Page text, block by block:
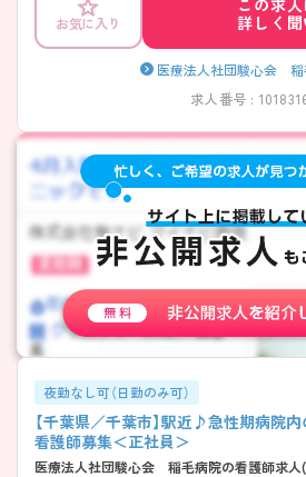
お気に入り
詳しく
医療法人社団駿心会
求人番号 :
夜勤なし可（日勤のみ可）
【千葉県／千葉市】駅近♪急性期病院
看護師募集＜正社員＞
医療法人社団駿心会 稲毛病院の看護師求人